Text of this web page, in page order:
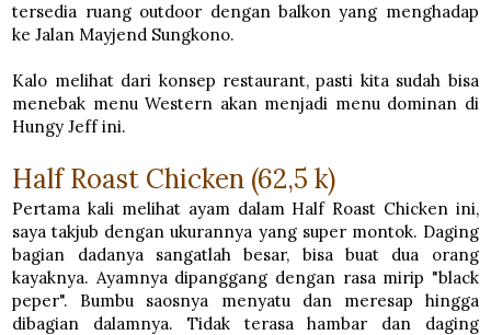
tersedia ruang outdoor dengan balkon yang menghadap
ke Jalan Mayjend Sungkono.
Kalo melihat dari konsep restaurant, pasti kita sudah bisa
menebak menu Western akan menjadi menu dominan di
Hungy Jeff ini.
Half Roast Chicken (62,5 k)
Pertama kali melihat ayam dalam Half Roast Chicken ini,
saya takjub dengan ukurannya yang super montok. Daging
bagian dadanya sangatlah besar, bisa buat dua orang
kayaknya. Ayamnya dipanggang dengan rasa mirip "black
peper". Bumbu saosnya menyatu dan meresap hingga
dibagian dalamnya. Tidak terasa hambar dan daging